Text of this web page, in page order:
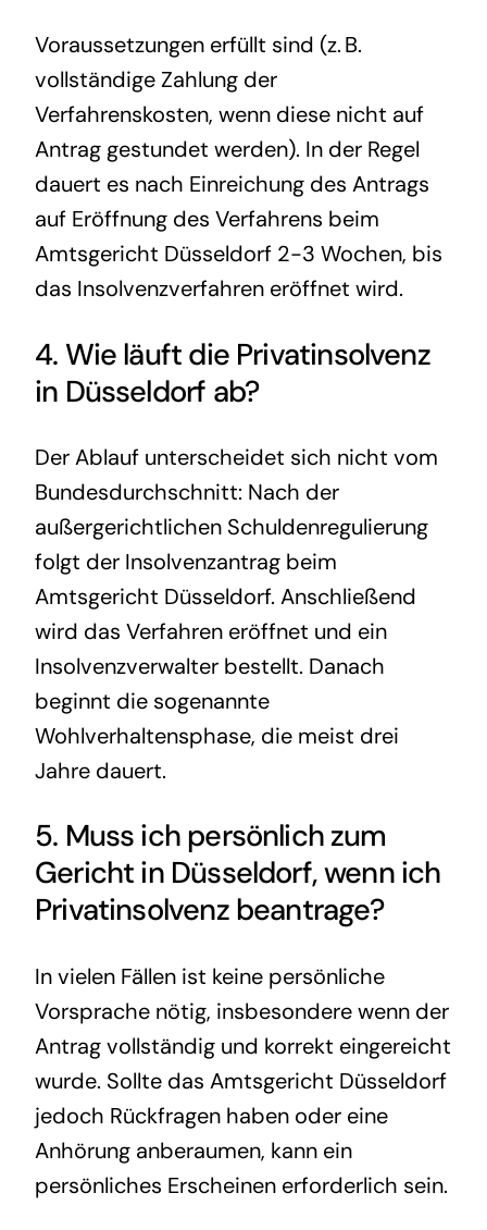
Voraussetzungen erfüllt sind (z. B.
vollständige Zahlung der
Verfahrenskosten, wenn diese nicht auf
Antrag gestundet werden). In der Regel
dauert es nach Einreichung des Antrags
auf Eröffnung des Verfahrens beim
Amtsgericht Düsseldorf 2-3 Wochen, bis
das Insolvenzverfahren eröffnet wird.
4. Wie läuft die Privatinsolvenz
in Düsseldorf ab?
Der Ablauf unterscheidet sich nicht vom
Bundesdurchschnitt: Nach der
außergerichtlichen Schuldenregulierung
folgt der Insolvenzantrag beim
Amtsgericht Düsseldorf. Anschließend
wird das Verfahren eröffnet und ein
Insolvenzverwalter bestellt. Danach
beginnt die sogenannte
Wohlverhaltensphase, die meist drei
Jahre dauert.
5. Muss ich persönlich zum
Gericht in Düsseldorf, wenn ich
Privatinsolvenzbeantrage?
In vielen Fällen ist keine persönliche
Vorsprache nötig, insbesondere wenn der
Antrag vollständig und korrekt eingereicht
wurde. Sollte das Amtsgericht Düsseldorf
jedoch Rückfragen haben oder eine
Anhörung anberaumen, kann ein
persönliches Erscheinen erforderlich sein.